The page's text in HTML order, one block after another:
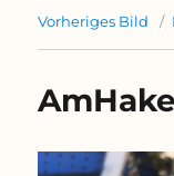
Vorheriges Bild